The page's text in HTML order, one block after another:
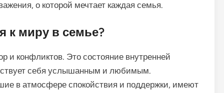
о которой мечтает каждая семья.
к миру в семье?
и конфликтов. Это состояние внутренней
себя услышанным и любимым.
в атмосфере спокойствия и поддержки, имеют